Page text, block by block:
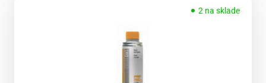
2 na sklade